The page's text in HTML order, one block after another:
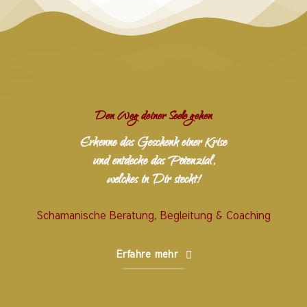
Den Weg deiner Seele gehen
Erkenne das Geschenk einer Krise
und entdecke das Potenzial,
welches in Dir steckt!
Schamanische Beratung, Begleitung & Coaching
Erfahre mehr